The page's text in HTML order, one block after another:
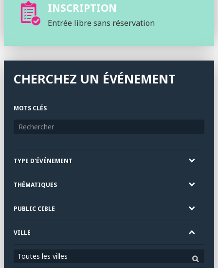
INSCRIPTION
Entrée libre sans réservation
CHERCHEZ UN ÉVÉNEMENT
MOTS CLÉS
TYPE D'ÉVÉNEMENT
THÉMATIQUES
PUBLIC CIBLE
VILLE
Toutes les villes